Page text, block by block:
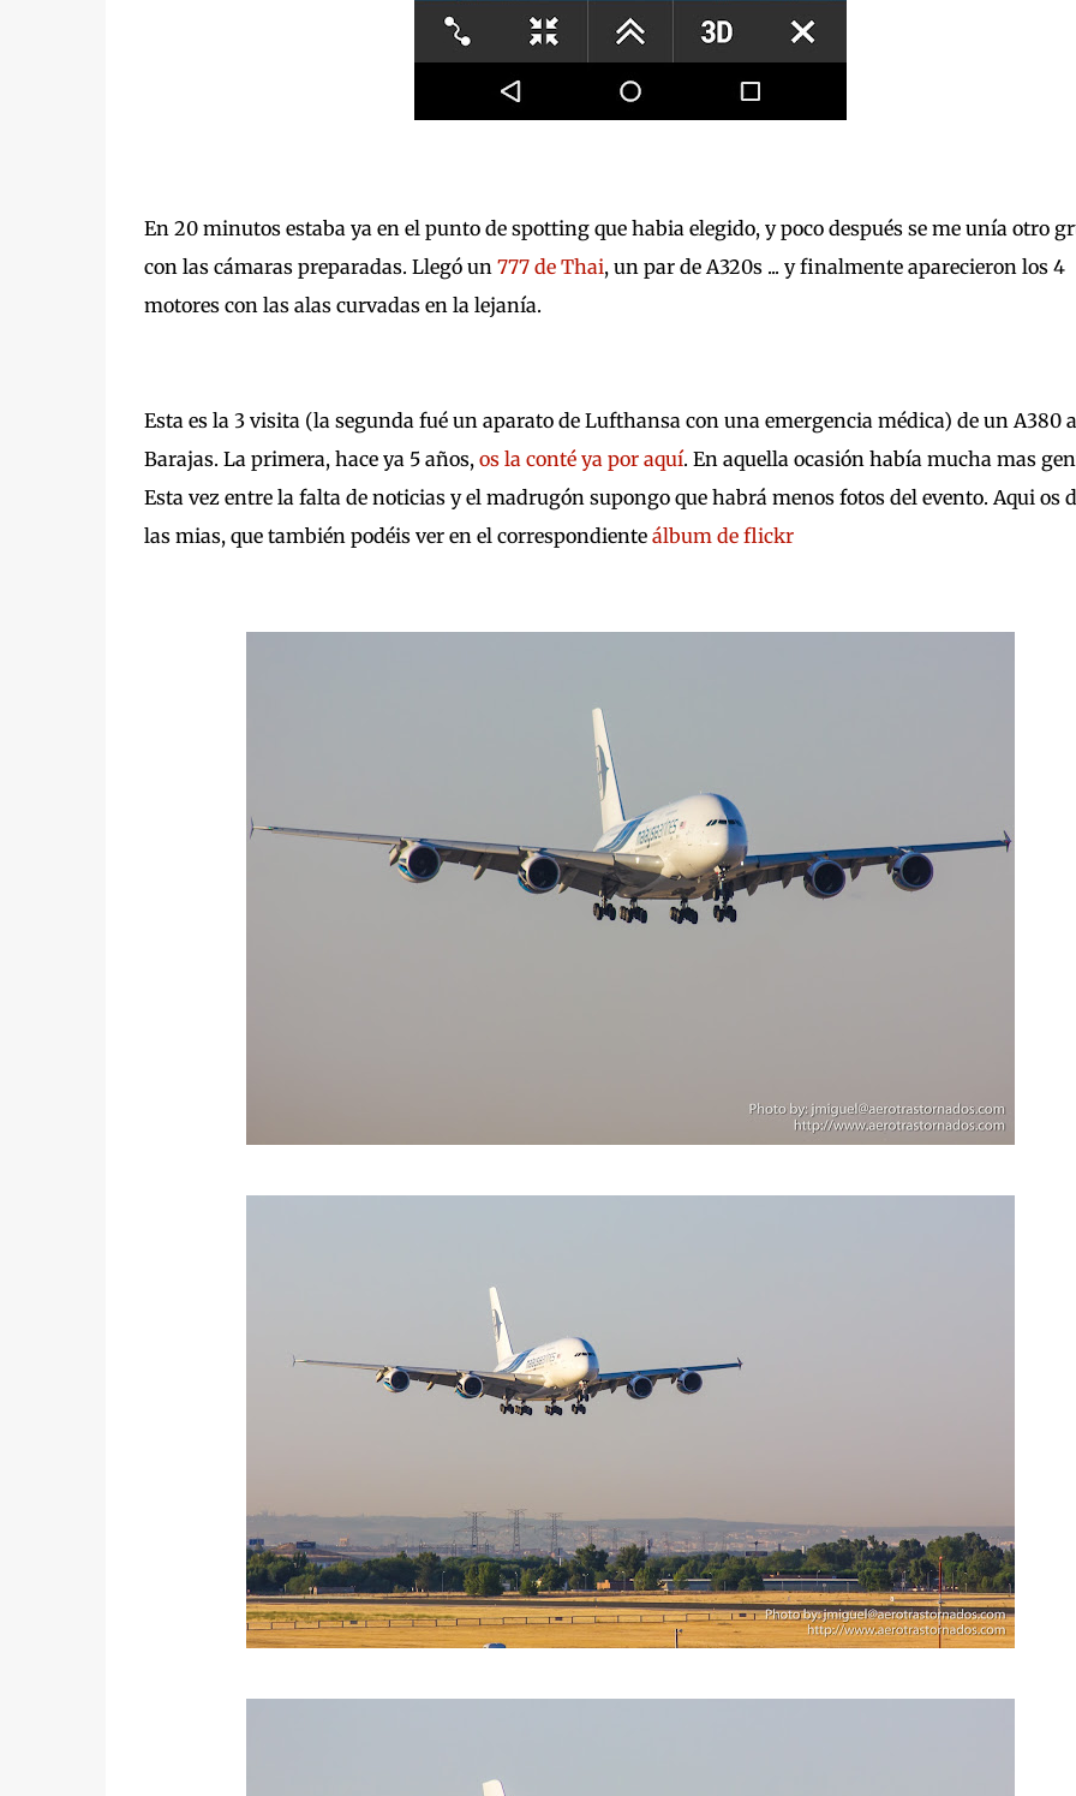
En 20 minutos estaba ya en el punto de spotting que habia elegido, y poco después se me unía otro
con las cámaras preparadas. Llegó un 777 de Thai, un par de A320s ... y finalmente aparecieron los 4
motores con las alas curvadas en la lejanía.
Esta es la 3 visita (la segunda fué un aparato de Lufthansa con una emergencia médica) de un A380 a
Barajas. La primera, hace ya 5 años, os la conté ya por aquí. En aquella ocasión había mucha mas
Esta vez entre la falta de noticias y el madrugón supongo que habrá menos fotos del evento. Aqui os
las mias, que también podéis ver en el correspondiente álbum de flickr